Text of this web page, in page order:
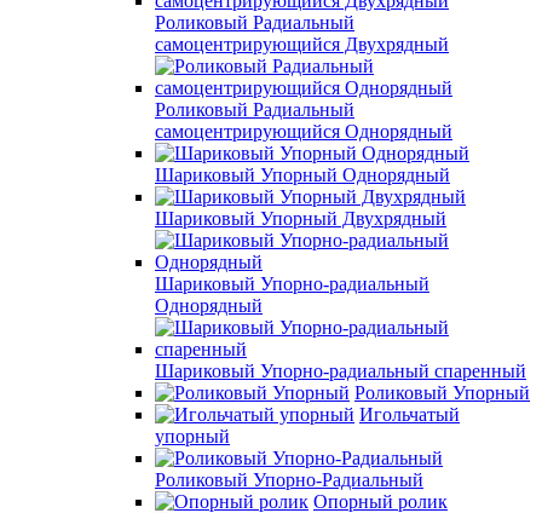
Роликовый Радиальный
самоцентрирующийся Двухрядный
Роликовый Радиальный
самоцентрирующийся Однорядный
Шариковый Упорный Однорядный
Шариковый Упорный Двухрядный
Шариковый Упорно-радиальный
Однорядный
Шариковый Упорно-радиальный спаренный
Роликовый Упорный
Игольчатый
упорный
Роликовый Упорно-Радиальный
Опорный ролик